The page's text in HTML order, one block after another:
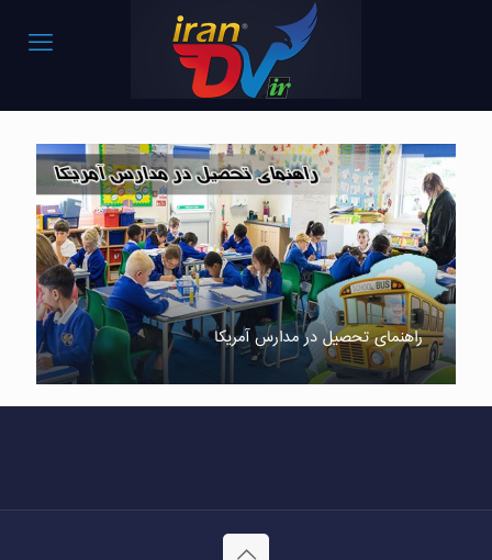
راهنمای تحصیل در مدارس آمریکا